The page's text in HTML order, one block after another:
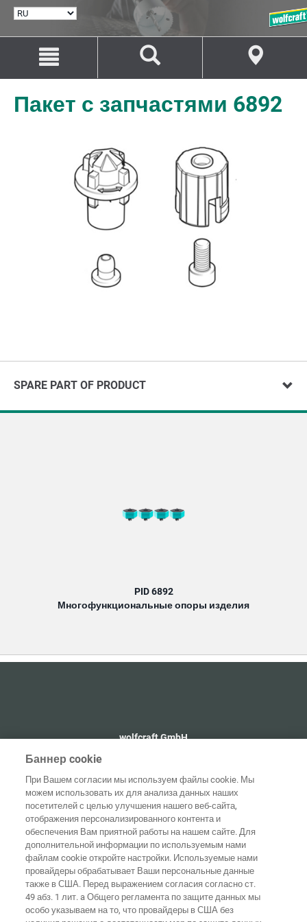
ВЫБРАТЬ
Перейти
содержанию
Перейти
навигации
Пакет с запчастями 6892
SPARE PART OF PRODUCT
PID 6892
Многофункциональные опоры изделия
wolfcraft GmbH
Wolffstraße 1
56746 Kempenich
Домашняя
страница Контакты
Выходные Защита
Баннер cookie
При Вашем согласии мы используем файлы cookie. Мы
можем использовать их для анализа данных наших
посетителей с целью улучшения нашего веб-сайта,
отображения персонализированного контента и
обеспечения Вам приятной работы на нашем сайте. Для
дополнительной информации по используемым нами
файлам cookie откройте настройки. Используемые нами
провайдеры обрабатывает Ваши персональные данные
также в США. Перед выражением согласия согласно ст.
49 абз. 1 лит. a Общего регламента по защите данных мы
особо указываем на то, что провайдеры в США без